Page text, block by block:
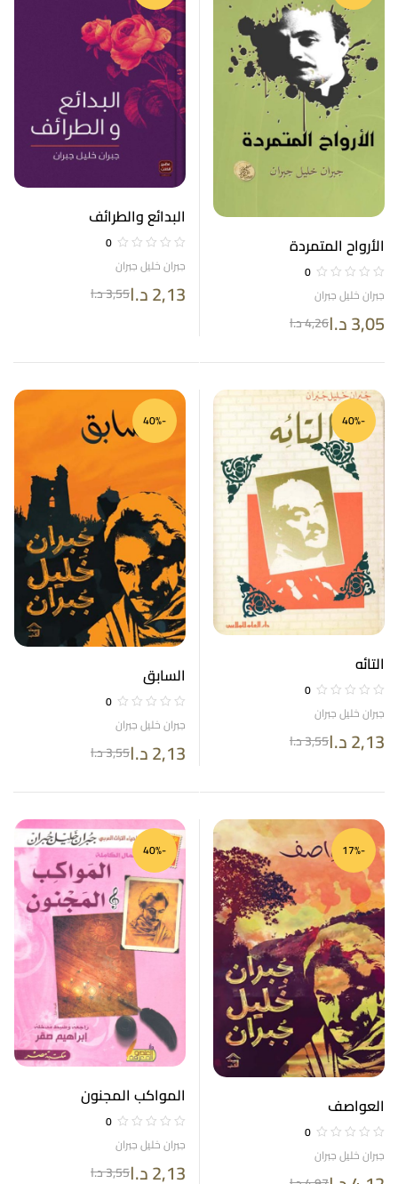
الأرواح المتمردة
0
جبران خليل جبران
4,26د.ا 3,05د.ا
البدائع والطرائف
0
جبران خليل جبران
3,55د.ا 2,13د.ا
-40%
التائه
0
جبران خليل جبران
3,55د.ا 2,13د.ا
-40%
السابق
0
جبران خليل جبران
3,55د.ا 2,13د.ا
-17%
العواصف
0
جبران خليل جبران
-40%
المواكب المجنون
0
جبران خليل جبران
3,55د.ا 2,13د.ا